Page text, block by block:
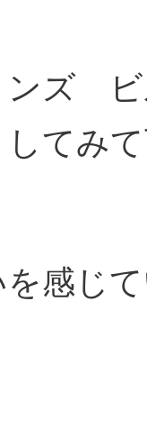
ンズ ビ
して
を感じ